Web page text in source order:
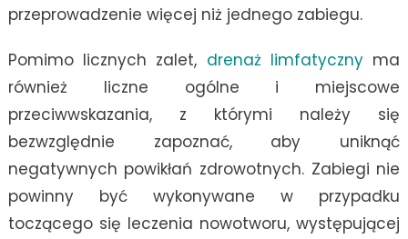
przeprowadzenie więcej niż jednego zabiegu.
Pomimo licznych zalet, drenaż limfatycznyma
również liczne ogólne i miejscowe
przeciwwskazania, z którymi należy się
bezwzględnie zapoznać, aby uniknąć
negatywnych powikłań zdrowotnych. Zabiegi nie
powinny być wykonywane w przypadku
toczącego się leczenia nowotworu, występującej